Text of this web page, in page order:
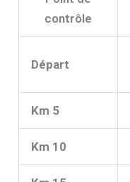
contrôle
Départ
Km 5
Km 10